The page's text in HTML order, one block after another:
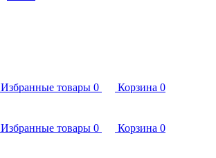
Избранные товары 0 Корзина 0
Избранные товары 0 Корзина 0